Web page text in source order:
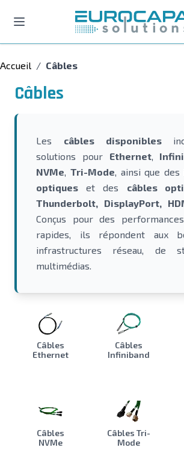
Accueil / Câbles
Câbles
Les câbles disponibles
solutions pour Ethernet,
NVMe, Tri-Mode, ainsi que des
optiques et des câbles
Thunderbolt, DisplayPort,
Conçus pour des
rapides, ils répondent aux
infrastructures réseau, de
multimédias.
Câbles
Ethernet
Câbles
Infiniband
Câbles
NVMe
Câbles Tri-
Mode